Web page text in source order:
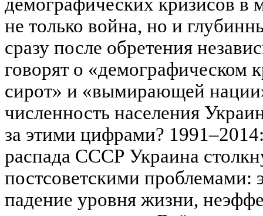
демографических кризисов
не только война, но и
сразу после обретения
говорят о «демографическом
сирот» и «вымирающей
численность населения
за этими цифрами?
распада СССР Украина
постсоветскими проблемами:
падение уровня жизни,